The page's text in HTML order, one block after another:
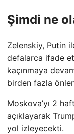
Şimdi ne
Zelenskiy, Putin
defalarca ifade
kaçınmaya
birden fazla
Moskova’yı 2
açıklayarak
yol izleyecekti.